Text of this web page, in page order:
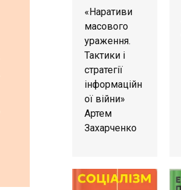
«Наративи
масового
ураження.
Тактики і
стратегії
інформаційн
ої війни»
Артем
Захарченко